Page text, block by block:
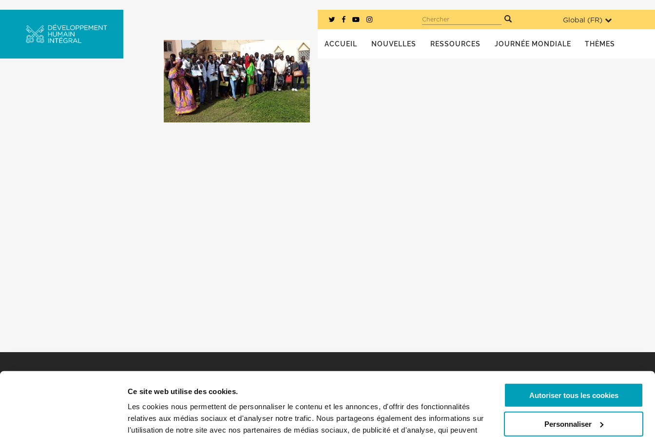
Ce site web utilise des cookies.
Les cookies nous permettent de personnaliser le contenu et les annonces, d'offrir des fonctionnalités
relatives aux médias sociaux et d'analyser notre trafic. Nous partageons également des informations sur
l'utilisation de notre site avec nos partenaires de médias sociaux, de publicité et d'analyse, qui peuvent
Autoriser tous les cookies
Personnaliser
Global (FR)
Chercher
ACCUEIL NOUVELLES RESSOURCES JOURNÉE MONDIALE THÈMES
HOME HISTOIRES RESSOURCES